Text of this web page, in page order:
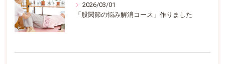
2026/03/01
「股関節の悩み解消コース」作りました